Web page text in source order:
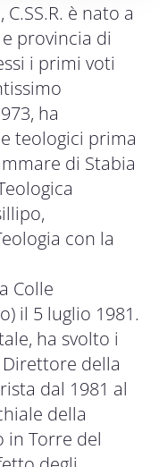
è nato a
provincia di
i primi voti
ha
teologici prima
di Stabia
con la
Colle
il 5 luglio 1981.
ha svolto i
della
dal 1981 al
della
in Torre del